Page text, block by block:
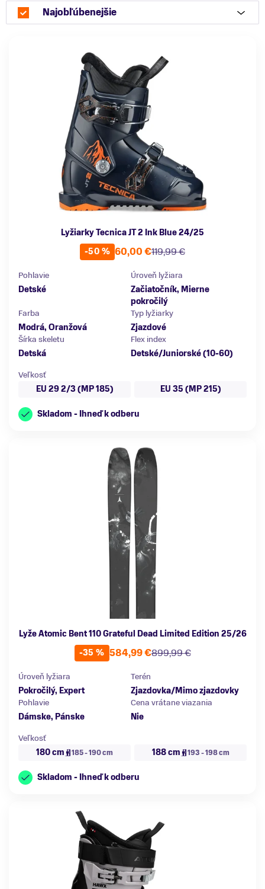
Najobľúbenejšie
Lyžiarky Tecnica JT 2 Ink Blue 24/25
-50 %
119,99 €
60,00 €
Pohlavie
Detské
Úroveň lyžiara
Začiatočník, Mierne
pokročilý
Farba
Modrá, Oranžová
Typ lyžiarky
Zjazdové
Šírka skeletu
Detská
Flex index
Detské/Juniorské (10-60)
Veľkosť
EU 29 2/3 (MP 185)
EU 35 (MP 215)
Skladom - Ihneď k odberu
Lyže Atomic Bent 110 Grateful Dead Limited Edition 25/26
-35 %
899,99 €
584,99 €
Úroveň lyžiara
Pokročilý, Expert
Terén
Zjazdovka/Mimo zjazdovky
Pohlavie
Dámske, Pánske
Cena vrátane viazania
Nie
Veľkosť
180 cm
185 - 190 cm 188 cm 193 - 198 cm
Skladom - Ihneď k odberu